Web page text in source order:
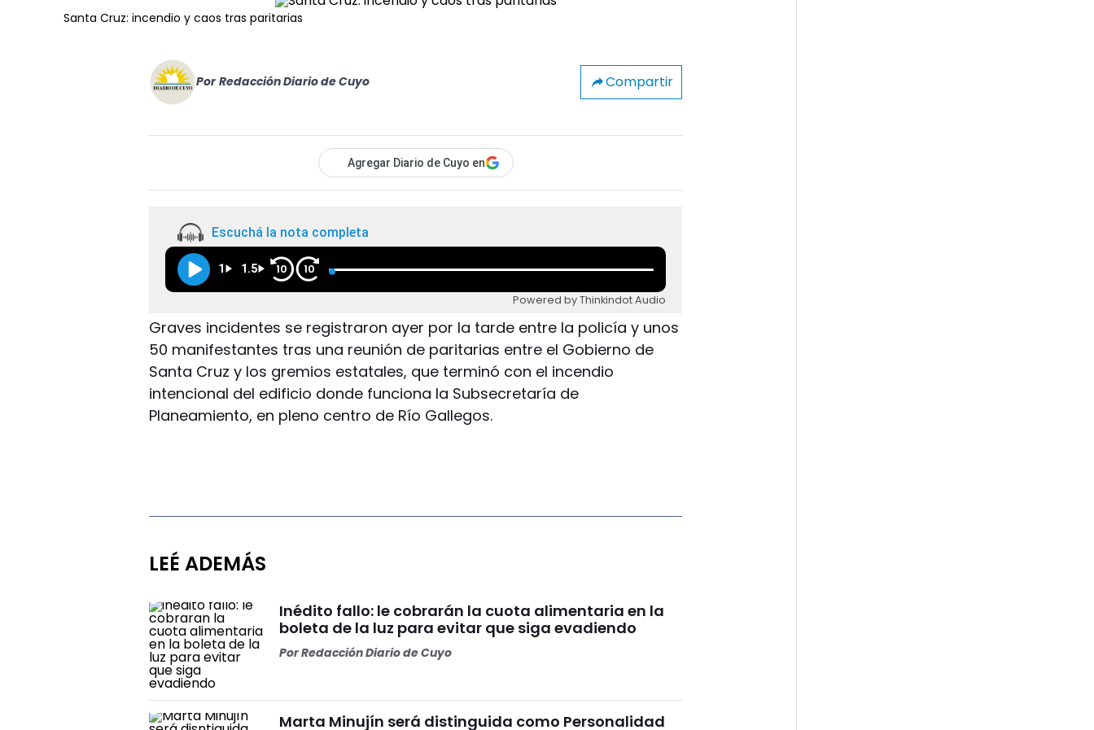
Santa Cruz: incendio y caos tras paritarias
Por Redacción Diario de Cuyo Compartir
Agregar Diario de Cuyo en
Escuchá la nota completa
1 1.5 10 10
Powered by Thinkindot Audio
Graves incidentes se registraron ayer por la tarde entre la policía y unos
50 manifestantes tras una reunión de paritarias entre el Gobierno de
Santa Cruz y los gremios estatales, que terminó con el incendio
intencional del edificio donde funciona la Subsecretaría de
Planeamiento, en pleno centro de Río Gallegos.
LEÉ ADEMÁS
Inédito fallo: le cobrarán la cuota alimentaria en la
boleta de la luz para evitar que siga evadiendo
PorRedacción Diario de Cuyo
Marta Minujín será distinguida como Personalidad